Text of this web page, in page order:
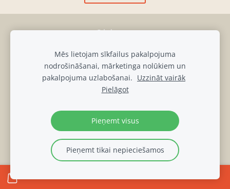
Sīkdatnes
muiza@luznava.lv
+37128686863,+37129390701
Pils iela 8, Lūznava, Lūznavas pagasts, Rēzeknes novads, LV-
4627
Lūznavas muižas DATU PRIVĀTUMA POLITIKA
Mēs lietojam sīkfailus pakalpojuma
nodrošināšanai, mārketinga nolūkiem un
pakalpojuma uzlabošanai. Uzzināt vairāk
Pielāgot
Pieņemt visus
Pieņemt tikai nepieciešamos